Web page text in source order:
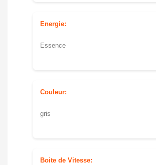
Energie:
Essence
Couleur:
gris
Boite de Vitesse: